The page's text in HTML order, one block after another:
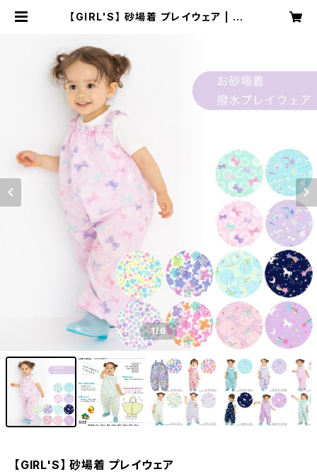
【GIRL'S】 砂場着 プレイウェア | se
1/6
【GIRL'S】 砂場着 プレイウェア